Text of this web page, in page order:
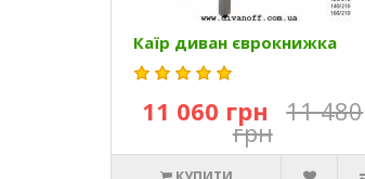
Каїр диван єврокнижка
11 060 грн 11 480
грн